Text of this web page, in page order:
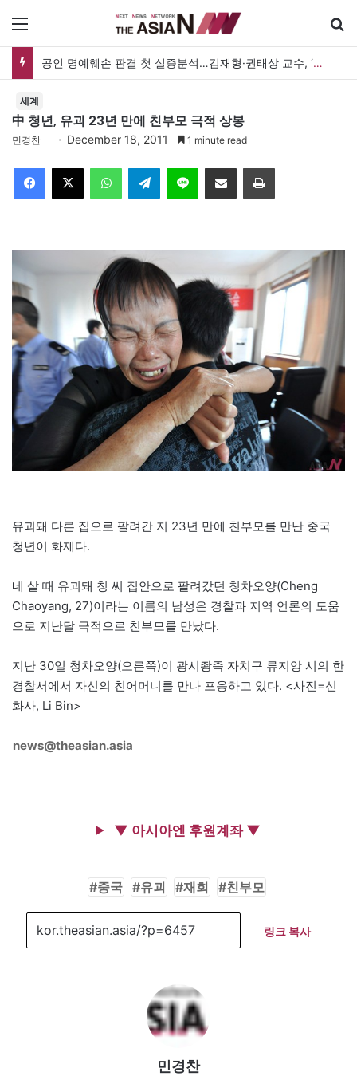
공인 명예훼손 판결 첫 실증분석…김재형·권태상 교수, ‘공인 보도준칙’ 제안도
세계
中 청년, 유괴 23년 만에 친부모 극적 상봉
민경찬 December 18, 2011 1 minute read
Telegram 이메일
유괴돼 다른 집으로 팔려간 지 23년 만에 친부모를 만난 중국
청년이 화제다.
네 살 때 유괴돼 청 씨 집안으로 팔려갔던 청차오양(Cheng
Chaoyang, 27)이라는 이름의 남성은 경찰과 지역 언론의 도움
으로 지난달 극적으로 친부모를 만났다.
지난 30일 청차오양(오른쪽)이 광시좡족 자치구 류지앙 시의 한
경찰서에서 자신의 친어머니를 만나 포옹하고 있다. <사진=신
화사, Li Bin>
news@theasian.asia
▼ 아시아엔 후원계좌 ▼
중국 유괴 재회 친부모
링크 복사
민경찬